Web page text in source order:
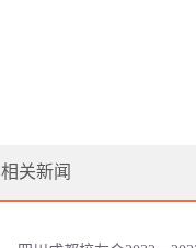
相关新闻